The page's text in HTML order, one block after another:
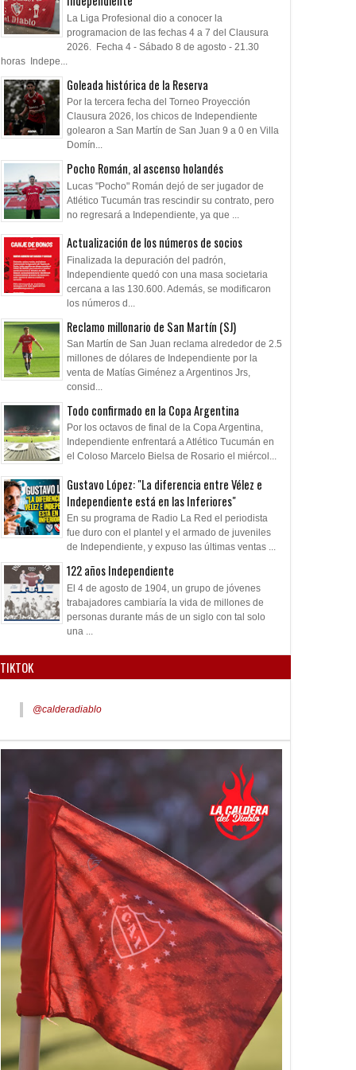
La Liga Profesional dio a conocer la
programacion de las fechas 4 a 7 del Clausura
2026. Fecha 4 - Sábado 8 de agosto - 21.30
horas Indepe...
Goleada histórica de la Reserva
Por la tercera fecha del Torneo Proyección
Clausura 2026, los chicos de Independiente
golearon a San Martín de San Juan 9 a 0 en Villa
Domín...
Pocho Román, al ascenso holandés
Lucas "Pocho" Román dejó de ser jugador de
Atlético Tucumán tras rescindir su contrato, pero
no regresará a Independiente, ya que ...
Actualización de los números de socios
Finalizada la depuración del padrón,
Independiente quedó con una masa societaria
cercana a las 130.600. Además, se modificaron
los números d...
Reclamo millonario de San Martín (SJ)
San Martín de San Juan reclama alrededor de 2.5
millones de dólares de Independiente por la
venta de Matías Giménez a Argentinos Jrs,
consid...
Todo confirmado en la Copa Argentina
Por los octavos de final de la Copa Argentina,
Independiente enfrentará a Atlético Tucumán en
el Coloso Marcelo Bielsa de Rosario el miércol...
Gustavo López: "La diferencia entre Vélez e
Independiente está en las Inferiores"
En su programa de Radio La Red el periodista
fue duro con el plantel y el armado de juveniles
de Independiente, y expuso las últimas ventas ...
122 años Independiente
El 4 de agosto de 1904, un grupo de jóvenes
trabajadores cambiaría la vida de millones de
personas durante más de un siglo con tal solo
una ...
TIKTOK
@calderadiablo